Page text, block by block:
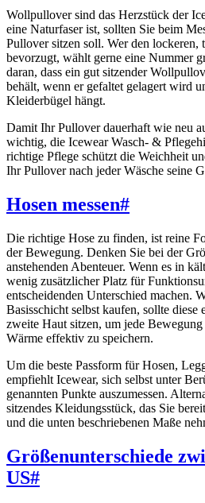
Wollpullover sind das Herzstück der
eine Naturfaser ist, sollten Sie beim
Pullover sitzen soll. Wer den
bevorzugt, wählt gerne eine Nummer
daran, dass ein gut sitzender
behält, wenn er gefaltet gelagert wird
Kleiderbügel hängt.
Damit Ihr Pullover dauerhaft wie neu
wichtig, die Icewear Wasch- &
richtige Pflege schützt die Weichheit
Ihr Pullover nach jeder Wäsche seine
Hosen messen#
Die richtige Hose zu finden, ist reine
der Bewegung. Denken Sie bei der
anstehenden Abenteuer. Wenn es in
wenig zusätzlicher Platz für
entscheidenden Unterschied machen.
Basisschicht selbst kaufen, sollte diese
zweite Haut sitzen, um jede
Wärme effektiv zu speichern.
Um die beste Passform für Hosen,
empfiehlt Icewear, sich selbst unter
genannten Punkte auszumessen.
sitzendes Kleidungsstück, das Sie
und die unten beschriebenen Maße
Größenunterschiede
US#